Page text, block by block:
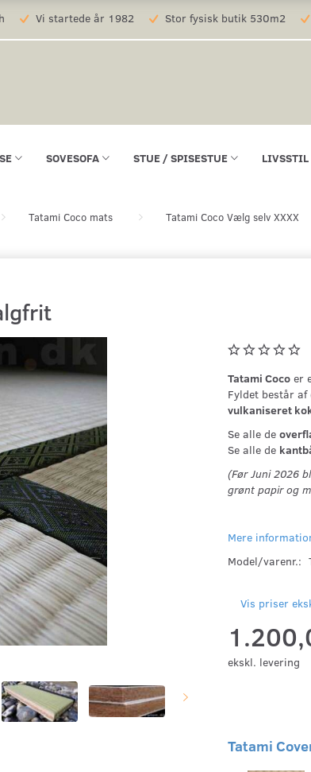
Vi startede år 1982 Stor fysisk butik 530m2
SOVESOFA STUE / SPISESTUE LIVSSTIL
Tatami Coco mats Tatami Coco Vælg selv XXXX
Tatami Coco er
Fyldet består
vulkaniseret
Se alle de
Se alle de
(Før Juni 2026
grønt papir og
Mere
Model/varenr.:
Vis priser
ekskl. levering
Tatami